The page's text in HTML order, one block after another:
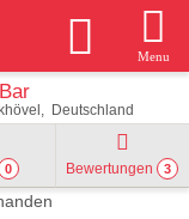
Menu
Deutschland
0 Bewertungen 3